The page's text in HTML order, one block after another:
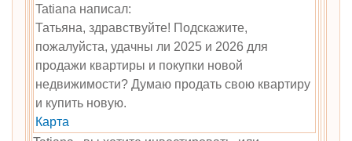
Tatiana написал:
Татьяна, здравствуйте! Подскажите,
пожалуйста, удачны ли 2025 и 2026 для
продажи квартиры и покупки новой
недвижимости? Думаю продать свою квартиру
и купить новую.
Карта